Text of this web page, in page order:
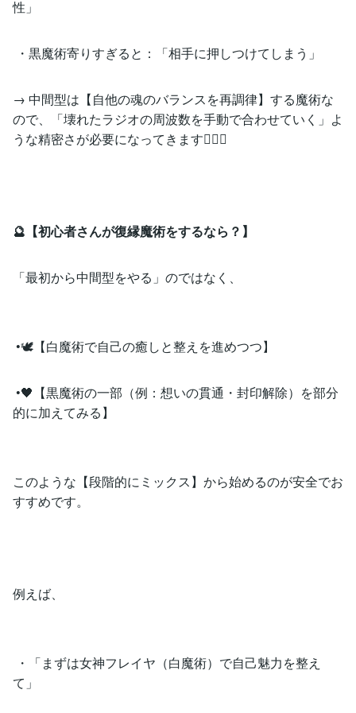
性」
・黒魔術寄りすぎると：「相手に押しつけてしまう」
→ 中間型は【自他の魂のバランスを再調律】する魔術な
ので、「壊れたラジオの周波数を手動で合わせていく」よ
うな精密さが必要になってきます🙆‍♀️✨
🔮【初心者さんが復縁魔術をするなら？】
「最初から中間型をやる」のではなく、
•🕊️【白魔術で自己の癒しと整えを進めつつ】
•🖤【黒魔術の一部（例：想いの貫通・封印解除）を部分
的に加えてみる】
このような【段階的にミックス】から始めるのが安全でお
すすめです。
例えば、
・「まずは女神フレイヤ（白魔術）で自己魅力を整え
て」